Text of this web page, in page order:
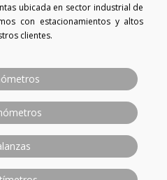
ubicada en sector industrial de
con estacionamientos y altos
clientes.